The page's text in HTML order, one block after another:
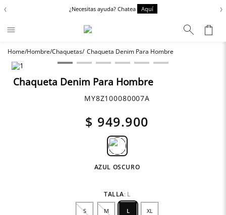
‹ ¿Necesitas ayuda? Chatea Aquí ›
Hombre Chaquetas Chaqueta Denim Para Hombre
Chaqueta Denim Para Hombre
MY8Z100080007A
$ 949.900
AZUL OSCURO
TALLA: L
S M L XL
Términos más buscados
1.
Zapatos